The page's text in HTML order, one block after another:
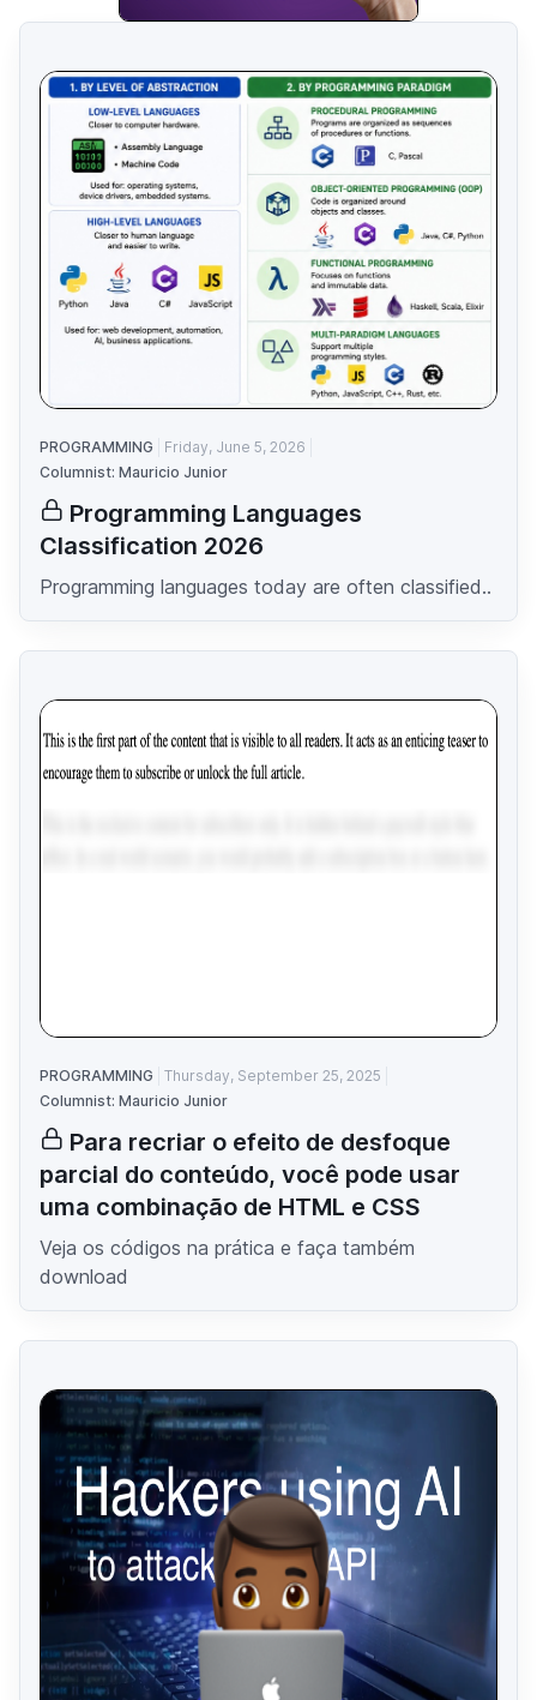
PROGRAMMING
Friday, June 5, 2026
Columnist: Mauricio Junior
Programming Languages
Classification 2026
Programming languages today are often classified..
PROGRAMMING
Thursday, September 25, 2025
Columnist: Mauricio Junior
Para recriar o efeito de desfoque
parcial do conteúdo, você pode usar
uma combinação de HTML e CSS
Veja os códigos na prática e faça também
download